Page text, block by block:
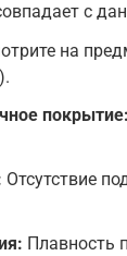
с
на
покрытие:
Отсутствие
Плавность